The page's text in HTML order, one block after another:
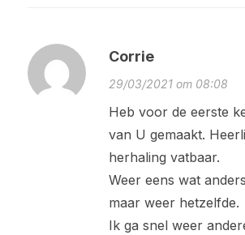
Corrie
29/03/2021 om 08:08
Heb voor de eerste
van U gemaakt.
herhaling vatbaar.
Weer eens wat
maar weer hetzelfde.
Ik ga snel weer